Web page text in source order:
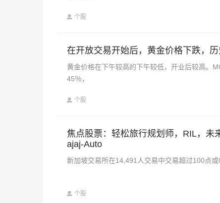
个股
在开放交易开始后，黄金价格下跌，
黄金价格在下午较高的下午较低，开业后较高。
45％，
个股
焦点股票：轻松旅行规划师，RIL，未
ajaj-Auto
新加坡交易所在14,491人交易中交易超过100点
个股